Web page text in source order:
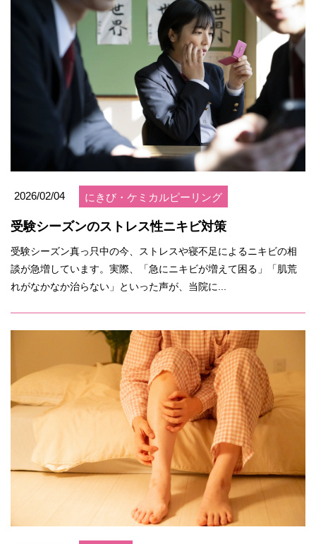
2026/02/04 にきび・ケミカルピーリング
受験シーズンのストレス性ニキビ対策
受験シーズン真っ只中の今、ストレスや寝不足によるニキビの相
談が急増しています。実際、「急にニキビが増えて困る」「肌荒
れがなかなか治らない」といった声が、当院に...